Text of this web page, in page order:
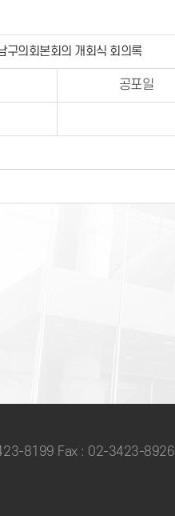
의회본회의 개회식 회의록
공포일
8199 Fax : 02-3423-8926